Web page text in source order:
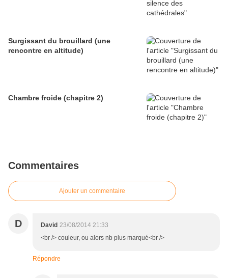
Surgissant du brouillard (une
rencontre en altitude)
Chambre froide (chapitre 2)
Commentaires
Ajouter un commentaire
D David 23/08/2014 21:33
<br /> couleur, ou alors nb plus marqué<br />
Répondre